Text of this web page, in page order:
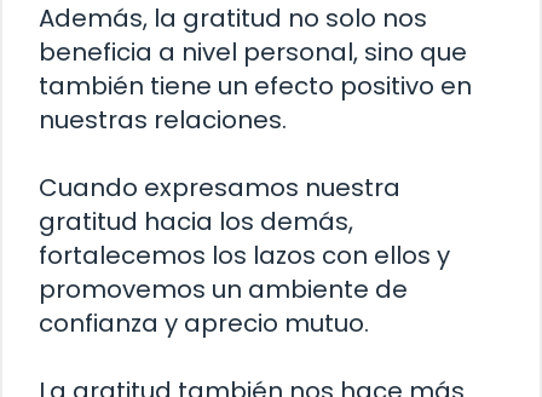
Además, la gratitud no solo nos
beneficia a nivel personal, sino que
también tiene un efecto positivo en
nuestras relaciones.
Cuando expresamos nuestra
gratitud hacia los demás,
fortalecemos los lazos con ellos y
promovemos un ambiente de
confianza y aprecio mutuo.